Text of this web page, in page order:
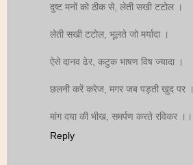
दुष्ट मनों को ठीक से, लेती सखी टटोल ।
लेती सखी टटोल, भूलते जो मर्यादा ।
ऐसे दानव ढेर, कटुक भाषण विष ज्यादा ।
छलनी करें करेज, मगर जब पड़ती खुद पर ।
मांग दया की भीख, समर्पण करते रविकर ।।
Reply